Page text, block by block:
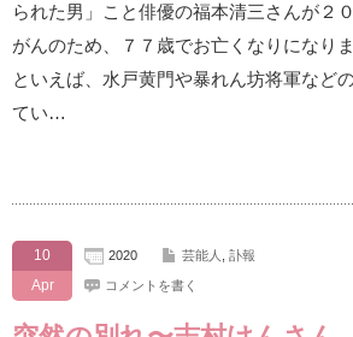
られた男」こと俳優の福本清三さんが２
がんのため、７７歳でお亡くなりになり
といえば、水戸黄門や暴れん坊将軍など
てい…
10
Apr
2020 芸能人 訃報
コメントを書く